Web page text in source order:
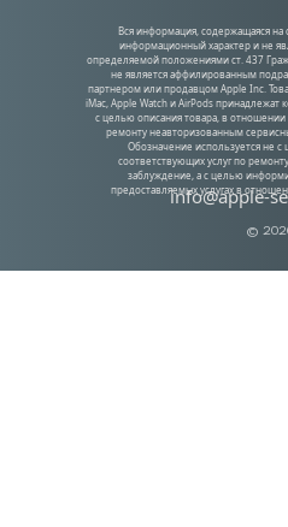
©
info@apple-
Вся информация, содержащаяся на
информационный характер и не
определяемой положениями ст. 437
не является аффилированным
партнером или продавцом Apple Inc.
iMac, Apple Watch и AirPods принадлежат
с целью описания товара, в отношении
ремонту неавторизованным
Обозначение используется не
соответствующих услуг по
заблуждение, а с целью
предоставляемых услугах в